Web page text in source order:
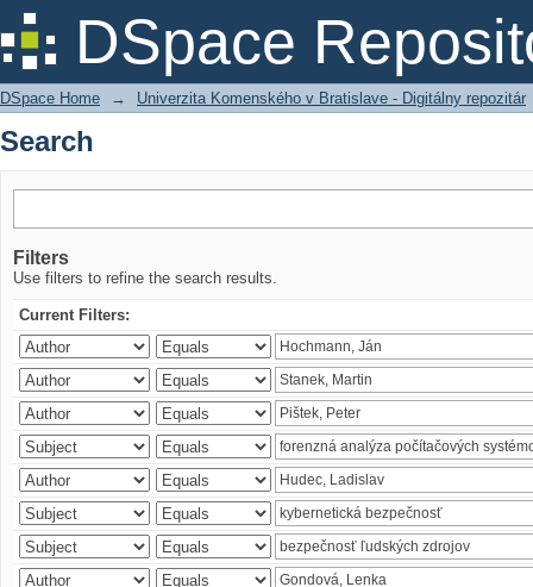
DSpace
Search
DSpace Home → Univerzita Komenského v Bratislave - Digitálny repozitár
Search
Filters
Use filters to refine the search results.
Current Filters: